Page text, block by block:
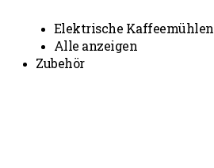
Elektrische Kaffeemühlen
Alle anzeigen
Zubehör